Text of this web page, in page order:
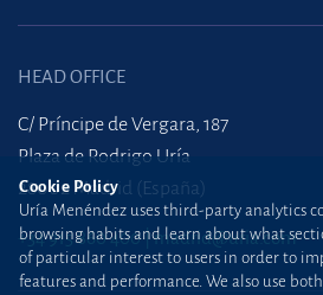
HEAD OFFICE
C/ Príncipe de Vergara, 187
Plaza de Rodrigo Uría
28002 Madrid (España)
+34 915 860 400 madrid@uria.com
Cookie Policy
Uría Menéndez uses third-party analytics
browsing habits and learn about what
of particular interest to users in order to
features and performance. We also use